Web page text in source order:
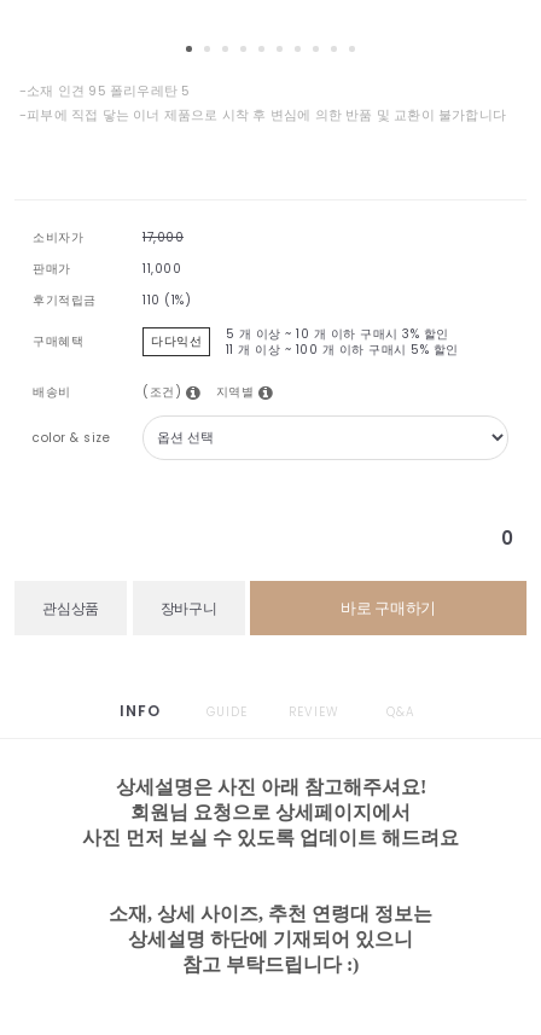
-소재 인견 95 폴리우레탄 5
-피부에 직접 닿는 이너 제품으로 시착 후 변심에 의한 반품 및 교환이 불가합니다
소비자가
17,000
판매가
11,000
후기적립금
110 (1%)
구매혜택 다다익선 5 개 이상 ~ 10 개 이하 구매시 3% 할인
11 개 이상 ~ 100 개 이하 구매시 5% 할인
배송비 (조건) 지역별
color & size
0
관심상품 장바구니 바로 구매하기
INFO GUIDE REVIEW Q&A
상세설명은 사진 아래 참고해주셔요!
회원님 요청으로 상세페이지에서
사진 먼저 보실 수 있도록 업데이트 해드려요
소재, 상세 사이즈, 추천 연령대 정보는
상세설명 하단에 기재되어 있으니
참고 부탁드립니다 :)